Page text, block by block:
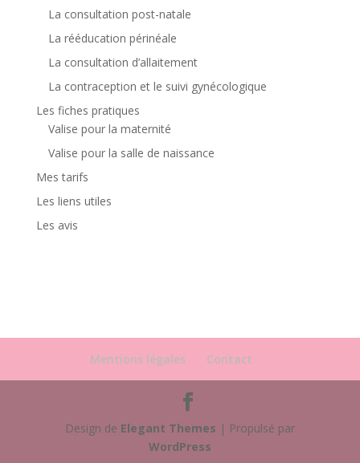
La consultation post-natale
La rééducation périnéale
La consultation d’allaitement
La contraception et le suivi gynécologique
Les fiches pratiques
Valise pour la maternité
Valise pour la salle de naissance
Mes tarifs
Les liens utiles
Les avis
Mentions légales Contact
Design de Elegant Themes | Propulsé par
WordPress